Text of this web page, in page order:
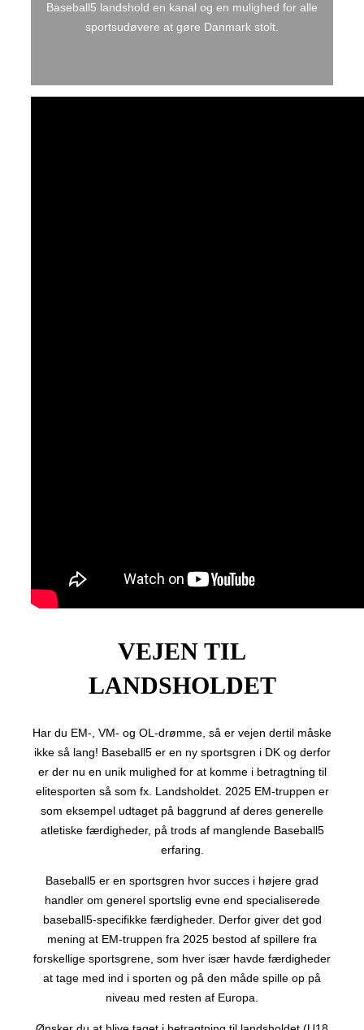
Baseball5 landshold en kanal og en mulighed for alle
sportsudøvere at gøre Danmark stolt.
VEJEN TIL
LANDSHOLDET
Har du EM-, VM- og OL-drømme, så er vejen dertil måske
ikke så lang! Baseball5 er en ny sportsgren i DK og derfor
er der nu en unik mulighed for at komme i betragtning til
elitesporten så som fx. Landsholdet. 2025 EM-truppen er
som eksempel udtaget på baggrund af deres generelle
atletiske færdigheder, på trods af manglende Baseball5
erfaring.
Baseball5 er en sportsgren hvor succes i højere grad
handler om generel sportslig evne end specialiserede
baseball5-specifikke færdigheder. Derfor giver det god
mening at EM-truppen fra 2025 bestod af spillere fra
forskellige sportsgrene, som hver især havde færdigheder
at tage med ind i sporten og på den måde spille op på
niveau med resten af Europa.